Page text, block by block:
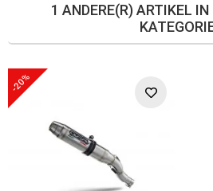
1 ANDERE(R) ARTIKEL IN
-20%